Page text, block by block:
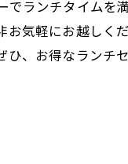
でランチタイムを
お気軽にお越しく
ひ、お得なランチ